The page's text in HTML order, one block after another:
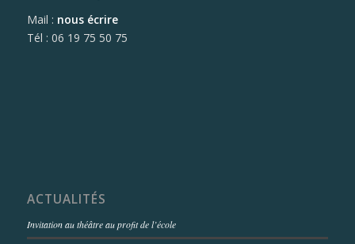
Mail : nous écrire
Tél : 06 19 75 50 75
ACTUALITÉS
Invitation au théâtre au profit de l’école